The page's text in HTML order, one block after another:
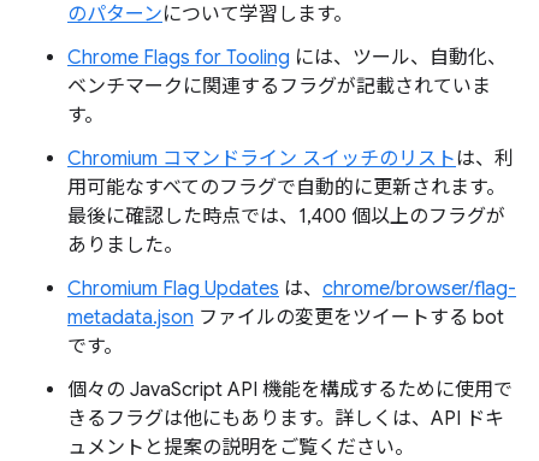
のパターンについて学習します。
Chrome Flags for Tooling には、ツール、自動化、
ベンチマークに関連するフラグが記載されていま
す。
Chromium コマンドライン スイッチのリストは、利
用可能なすべてのフラグで自動的に更新されます。
最後に確認した時点では、1,400 個以上のフラグが
ありました。
Chromium Flag Updates は、 chrome/browser/flag-
metadata.json ファイルの変更をツイートする bot
です。
個々の JavaScript API 機能を構成するために使用で
きるフラグは他にもあります。詳しくは、API ドキ
ュメントと提案の説明をご覧ください。